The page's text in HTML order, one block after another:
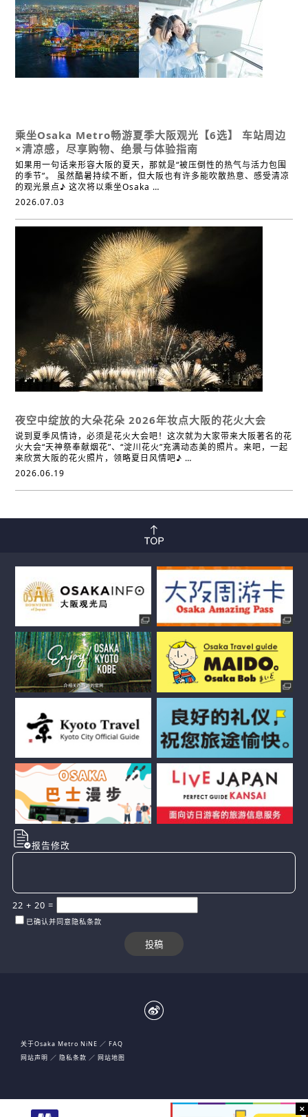
乘坐Osaka Metro畅游夏季大阪观光【6选】
车站周边
×清凉感，尽享购物、绝景与体验指南
如果用一句话来形容大阪的夏天，那就是“被压倒性的热气与活力包围
的季节”。 虽然酷暑持续不断，但大阪也有许多能吹散热意、感受清凉
的观光景点♪ 这次将以乘坐Osaka …
2026.07.03
夜空中绽放的大朵花朵2026年妆点大阪的花火大会
说到夏季风情诗，必须是花火大会吧！这次就为大家带来大阪著名的花
火大会“天神祭奉献烟花”、“淀川花火”充满动态美的照片。来吧，一起
来欣赏大阪的花火照片，领略夏日风情吧♪ …
2026.06.19
报告修改
22 + 20 =
已确认并同意隐私条款
关于Osaka Metro NiNE
FAQ
网站声明
隐私条款 网站地图